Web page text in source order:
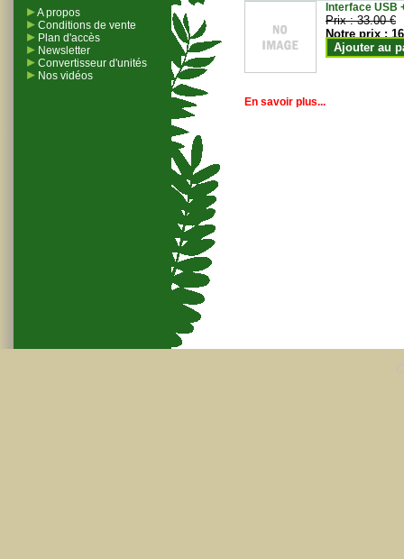
A propos
Conditions de vente
Plan d'accès
Newsletter
Convertisseur d'unités
Nos vidéos
Interface USB
Prix :33.00 €
Notre prix :
Ajouter au
En savoir plus...